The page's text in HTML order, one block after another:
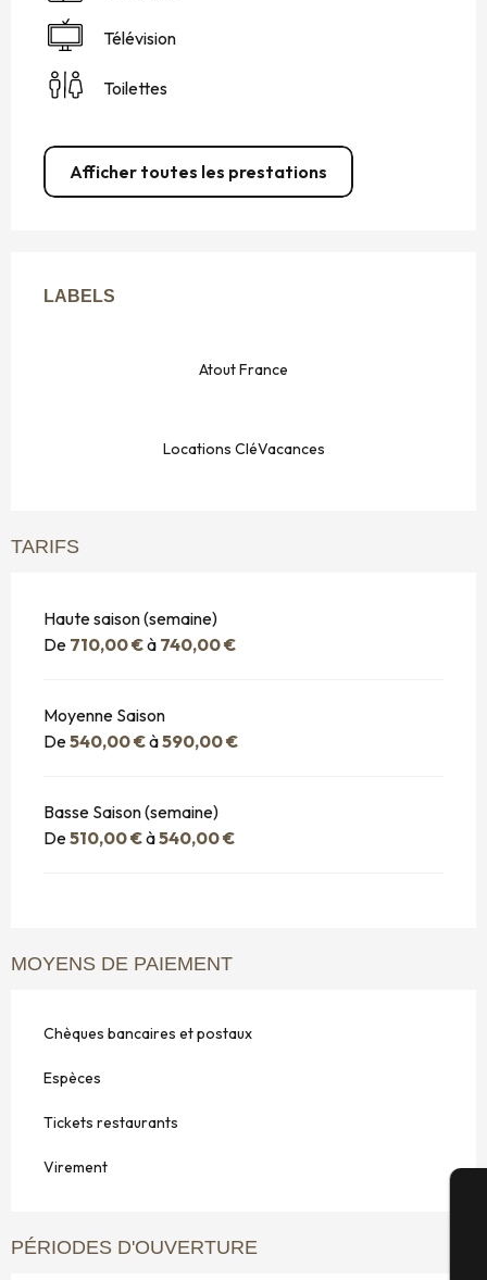
Télévision
Toilettes
Afficher toutes les prestations
LABELS
LABELS
Atout France
Locations CléVacances
TARIFS
Haute saison (semaine)
De 710,00 €à 740,00 €
Moyenne Saison
De540,00 €à590,00 €
Basse Saison (semaine)
De510,00 €à540,00 €
MOYENS DE PAIEMENT
Chèques bancaires et postaux
Espèces
Tickets restaurants
Virement
PÉRIODES D'OUVERTURE